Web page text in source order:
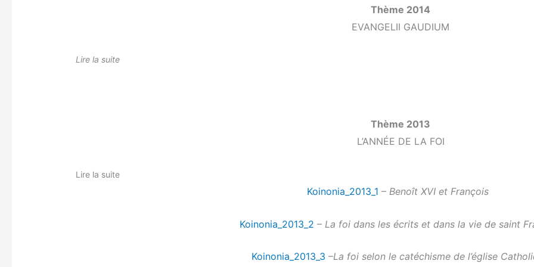
Thème 2014
EVANGELII GAUDIUM
Lire la suite
Thème 2013
L’ANNÉE DE LA FOI
Lire la suite
Koinonia_2013_1 – Benoît XVI et François
Koinonia_2013_2 – La foi dans les écrits et dans la vie de saint
Koinonia_2013_3 –La foi selon le catéchisme de l’église